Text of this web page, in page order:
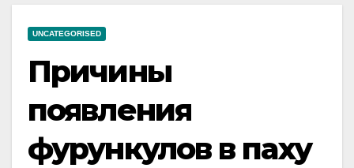
UNCATEGORISED
Причины
появления
фурункулов в паху